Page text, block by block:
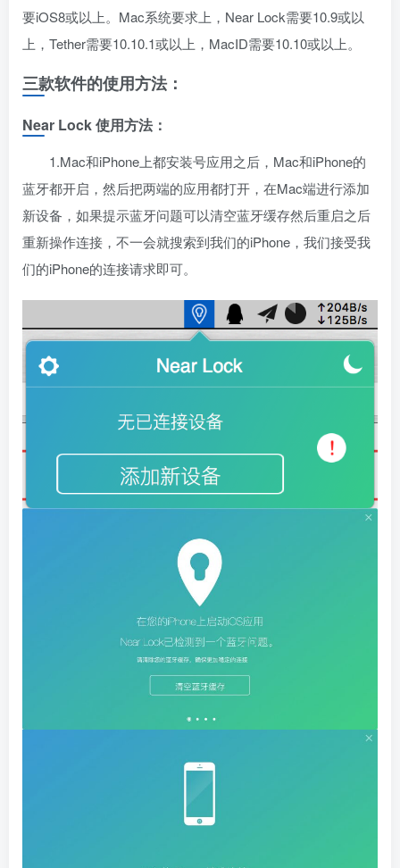
要iOS8或以上。Mac系统要求上，Near Lock需要10.9或以
上，Tether需要10.10.1或以上，MacID需要10.10或以上。
三款软件的使用方法：
Near Lock 使用方法：
1.Mac和iPhone上都安装号应用之后，Mac和iPhone的
蓝牙都开启，然后把两端的应用都打开，在Mac端进行添加
新设备，如果提示蓝牙问题可以清空蓝牙缓存然后重启之后
重新操作连接，不一会就搜索到我们的iPhone，我们接受我
们的iPhone的连接请求即可。